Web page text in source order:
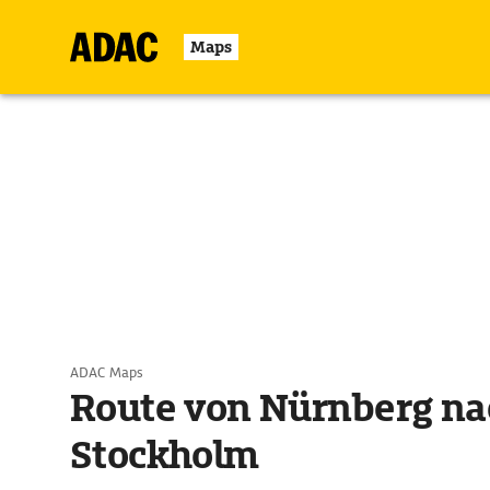
Maps
ADAC Maps
Route von Nürnberg
Stockholm